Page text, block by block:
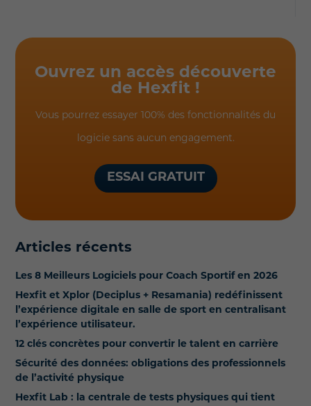
Ouvrez un accès découverte
de Hexfit !
Vous pourrez essayer 100% des fonctionnalités du
logicie sans aucun engagement.
ESSAI GRATUIT
Articles récents
Les 8 Meilleurs Logiciels pour Coach Sportif en 2026
Hexfit et Xplor (Deciplus + Resamania) redéfinissent
l’expérience digitale en salle de sport en centralisant
l’expérience utilisateur.
12 clés concrètes pour convertir le talent en carrière
Sécurité des données: obligations des professionnels
de l’activité physique
Hexfit Lab : la centrale de tests physiques qui tient